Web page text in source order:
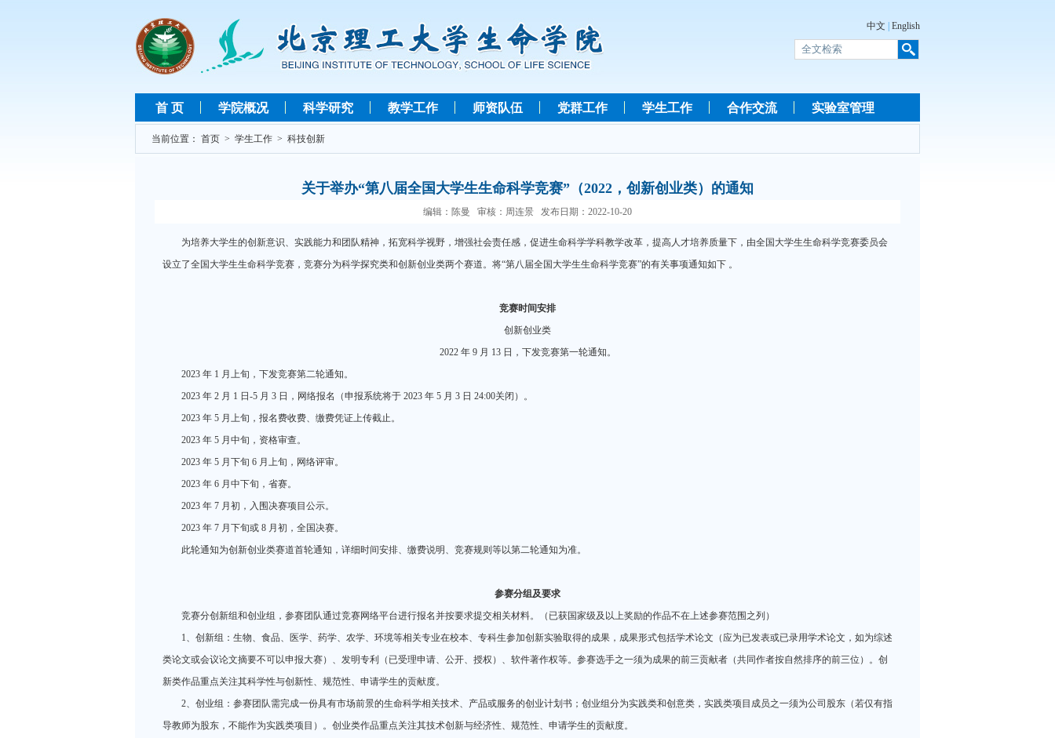
中文 English
首 页 学院概况 科学研究 教学工作 师资队伍 党群工作 学生工作 合作交流 实验室管理
当前位置： 首页 > 学生工作 > 科技创新
关于举办“第八届全国大学生生命科学竞赛”（2022，创新创业类）的通知
编辑：陈曼 审核：周连景 发布日期：2022-10-20
为培养大学生的创新意识、实践能力和团队精神，拓宽科学视野，增强社会责任感，促进生命科学学科教学改革，提高人才培养质量下，由全国大学生生命科学竞赛委员会
设立了全国大学生生命科学竞赛，竞赛分为科学探究类和创新创业类两个赛道。将“第八届全国大学生生命科学竞赛”的有关事项通知如下 。
竞赛时间安排
创新创业类
2022 年 9 月 13 日，下发竞赛第一轮通知。
2023 年 1 月上旬，下发竞赛第二轮通知。
2023 年 2 月 1 日-5 月 3 日，网络报名（申报系统将于 2023 年 5 月 3 日 24:00关闭）。
2023 年 5 月上旬，报名费收费、缴费凭证上传截止。
2023 年 5 月中旬，资格审查。
2023 年 5 月下旬 6 月上旬，网络评审。
2023 年 6 月中下旬，省赛。
2023 年 7 月初，入围决赛项目公示。
2023 年 7 月下旬或 8 月初，全国决赛。
此轮通知为创新创业类赛道首轮通知，详细时间安排、缴费说明、竞赛规则等以第二轮通知为准。
参赛分组及要求
竞赛分创新组和创业组，参赛团队通过竞赛网络平台进行报名并按要求提交相关材料。（已获国家级及以上奖励的作品不在上述参赛范围之列）
1、创新组：生物、食品、医学、药学、农学、环境等相关专业在校本、专科生参加创新实验取得的成果，成果形式包括学术论文（应为已发表或已录用学术论文，如为综述
类论文或会议论文摘要不可以申报大赛）、发明专利（已受理申请、公开、授权）、软件著作权等。参赛选手之一须为成果的前三贡献者（共同作者按自然排序的前三位）。创
新类作品重点关注其科学性与创新性、规范性、申请学生的贡献度。
2、创业组：参赛团队需完成一份具有市场前景的生命科学相关技术、产品或服务的创业计划书；创业组分为实践类和创意类，实践类项目成员之一须为公司股东（若仅有指
导教师为股东，不能作为实践类项目）。创业类作品重点关注其技术创新与经济性、规范性、申请学生的贡献度。